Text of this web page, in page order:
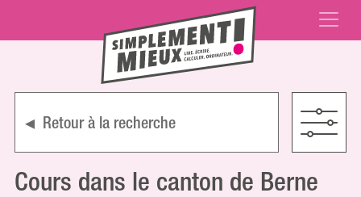
Retour à la recherche
Cours dans le canton de Berne